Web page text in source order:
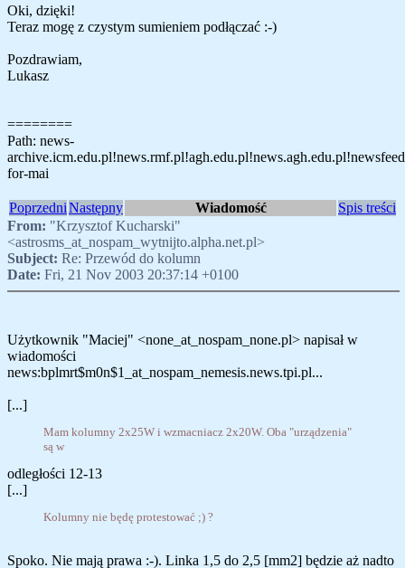
Oki, dzięki!
Teraz mogę z czystym sumieniem podłączać :-)
Pozdrawiam,
Lukasz
========
Path: news-
for-mai
PoprzedniNastępny Wiadomość
Spis treści
From: "Krzysztof Kucharski"
<astrosms_at_nospam_wytnijto.alpha.net.pl>
Subject: Re: Przewód do kolumn
Date: Fri, 21 Nov 2003 20:37:14 +0100
Użytkownik "Maciej" <none_at_nospam_none.pl> napisał w
wiadomości
news:bplmrt$m0n$1_at_nospam_nemesis.news.tpi.pl...
[...]
Mam kolumny 2x25W i wzmacniacz 2x20W. Oba "urządzenia"
są w
odległości 12-13
[...]
Kolumny nie będę protestować ;) ?
Spoko. Nie mają prawa :-). Linka 1,5 do 2,5 [mm2] będzie aż nadto